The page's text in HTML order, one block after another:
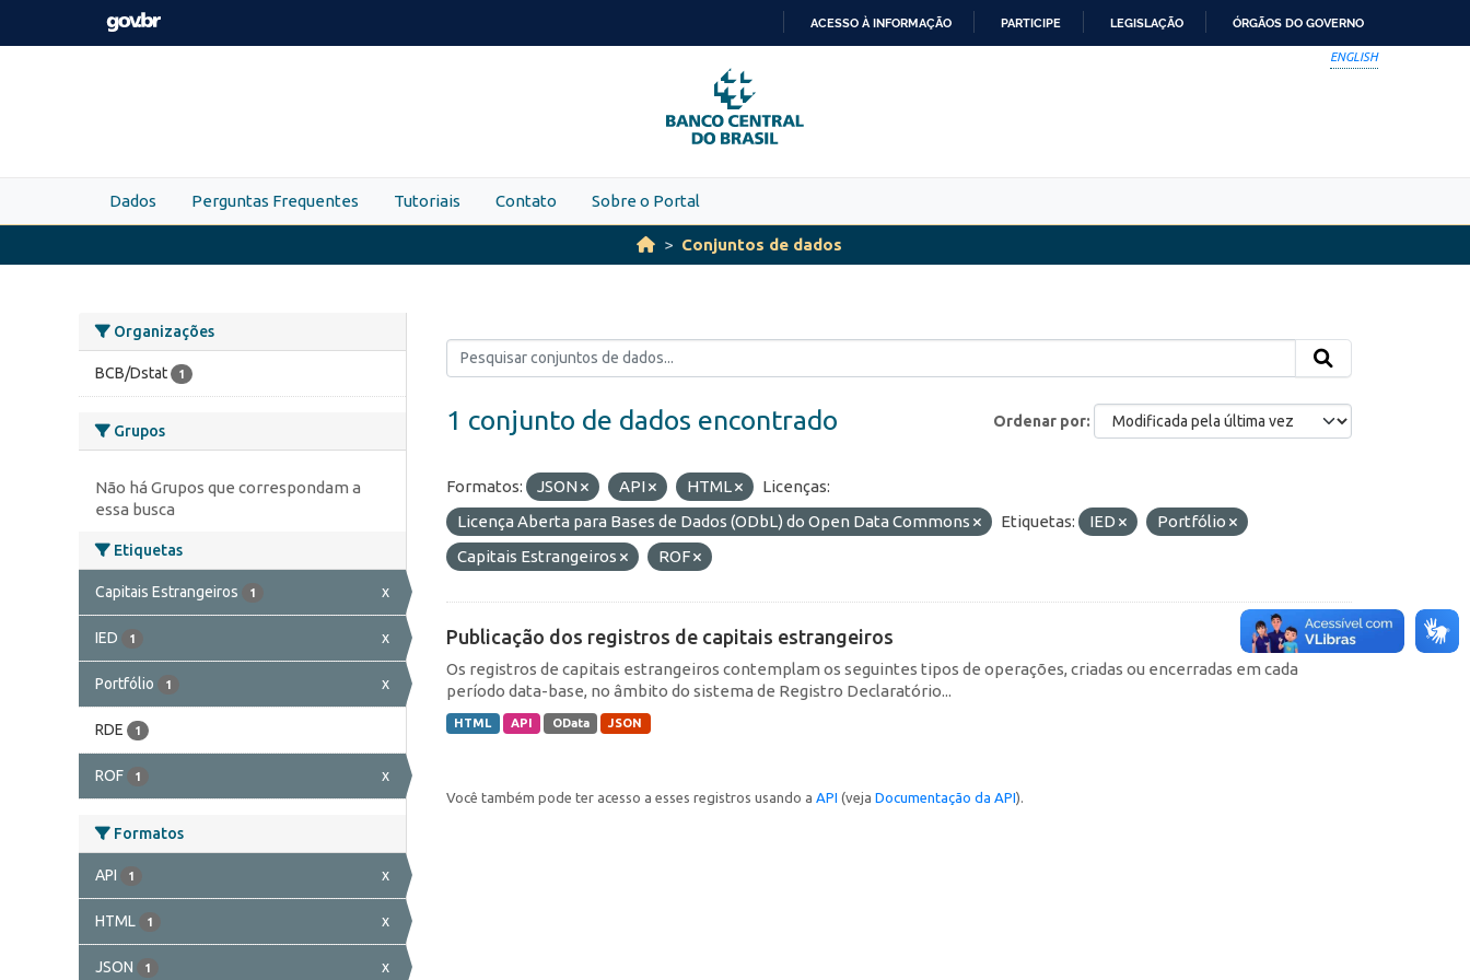
Skip to main content
PARA
O
CONTEÚDO
ACESSO À INFORMAÇÃO PARTICIPE LEGISLAÇÃO ÓRGÃOS DO GOVERNO
ENGLISH
Dados Perguntas Frequentes Tutoriais Contato Sobre o Portal
Conjuntos de dados
Organizações
BCB/Dstat 1
Grupos
Não há Grupos que correspondam a
essa busca
Etiquetas
Capitais Estrangeiros 1 x
IED 1 x
Portfólio 1 x
RDE 1
ROF 1 x
Formatos
API 1 x
HTML 1 x
JSON 1 x
Ordenar por
1 conjunto de dados encontrado
Formatos: JSON API HTML
Licenças:
Licença Aberta para Bases de Dados (ODbL) do Open Data Commons
Etiquetas: IED
Portfólio
Capitais Estrangeiros
ROF
Publicação dos registros de capitais estrangeiros
Os registros de capitais estrangeiros contemplam os seguintes tipos de operações, criadas ou encerradas em cada
período data-base, no âmbito do sistema de Registro Declaratório...
HTML API OData JSON
Você também pode ter acesso a esses registros usando a API (veja Documentação da API).